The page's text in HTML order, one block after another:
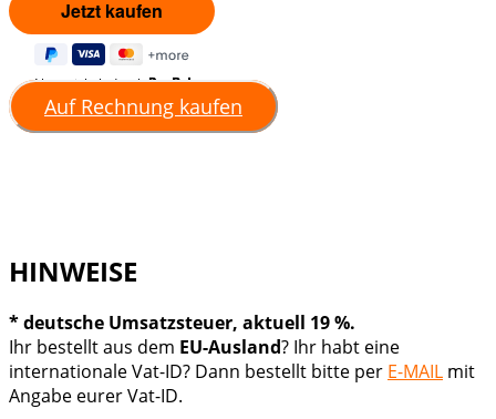
Abgewickelt durch
Auf Rechnung kaufen
HINWEISE
* deutsche Umsatzsteuer, aktuell 19 %.
Ihr bestellt aus dem EU-Ausland? Ihr habt eine
internationale Vat-ID? Dann bestellt bitte per E-MAIL mit
Angabe eurer Vat-ID.